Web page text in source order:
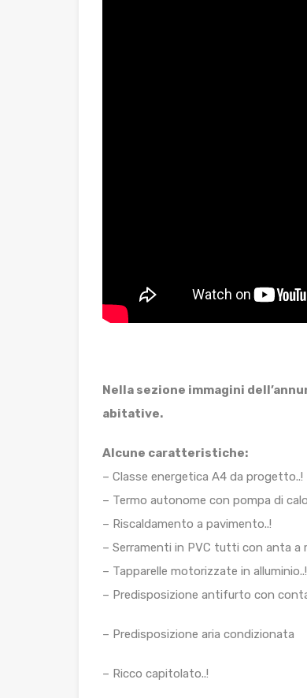
Nella sezione immagini
abitative.
Alcune caratteristiche:
– Classe energetica A4 da progetto..!
– Termo autonome con pompa di
– Riscaldamento a pavimento..!
– Serramenti in PVC tutti con anta a
– Tapparelle motorizzate in alluminio..!
– Predisposizione antifurto con
– Predisposizione aria condizionata
– Ricco capitolato..!